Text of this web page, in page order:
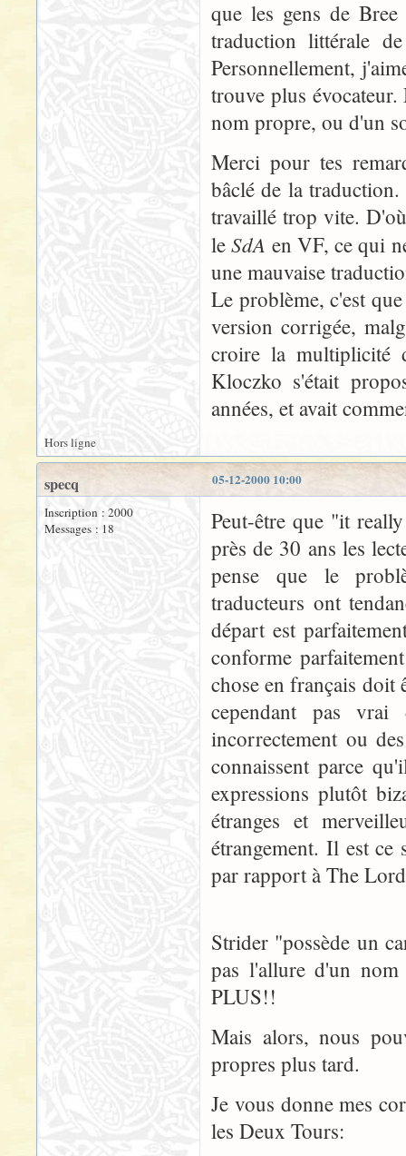
que les gens de
traduction littérale
Personnellement,
trouve plus
nom propre, ou d'un
Merci pour tes
bâclé de la
travaillé trop vite.
leSdA en VF, ce qui
une mauvaise
Le problème, c'est
version corrigée,
croire la multiplicité
Kloczko s'était
années, et avait
Hors ligne
05-12-2000 10:00
specq
Inscription : 2000
Messages : 18
Peut-être que "it
près de 30 ans les
pense que le
traducteurs ont
départ est
conforme
chose en français doit
cependant pas
incorrectement ou
connaissent parce
expressions plutôt
étranges et
étrangement. Il est ce
par rapport à The
Strider "possède un
pas l'allure d'un
PLUS!!
Mais alors, nous
propres plus tard.
Je vous donne mes
les Deux Tours: